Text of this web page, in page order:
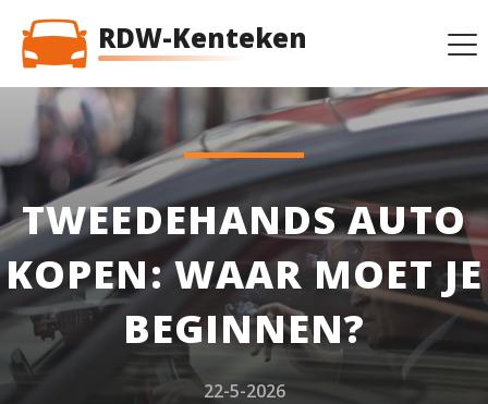
RDW-Kenteken
TWEEDEHANDS AUTO
KOPEN: WAAR MOET JE
BEGINNEN?
22-5-2026